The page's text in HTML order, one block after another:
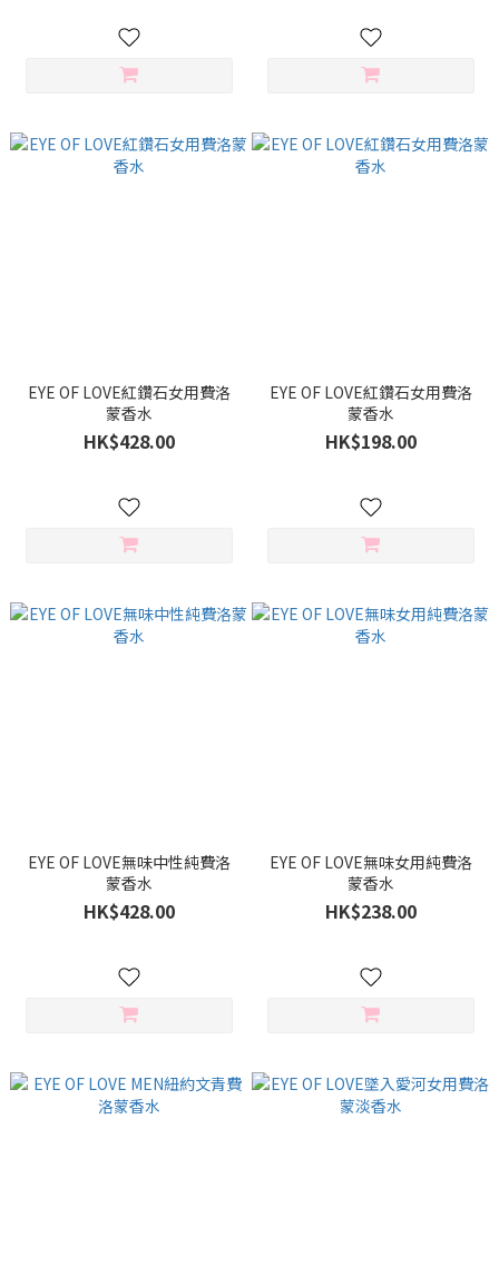
EYE OF LOVE紅鑽石女用費洛
蒙香水
HK$428.00
EYE OF LOVE紅鑽石女用費洛
蒙香水
HK$198.00
EYE OF LOVE無味中性純費洛
蒙香水
HK$428.00
EYE OF LOVE無味女用純費洛
蒙香水
HK$238.00